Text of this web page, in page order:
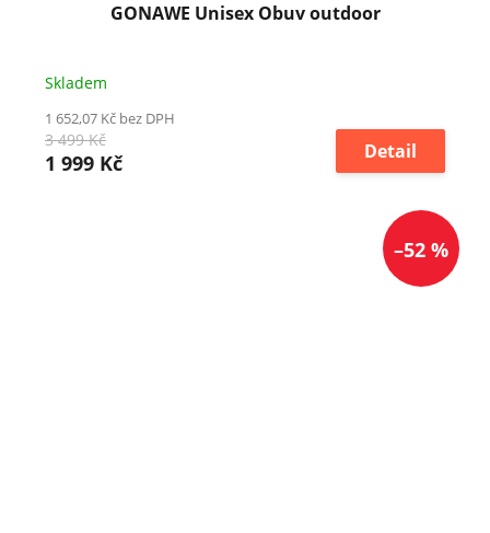
GONAWE Unisex Obuv outdoor
Skladem
1 652,07 Kč bez DPH
3 499 Kč
1 999 Kč Detail
–52 %